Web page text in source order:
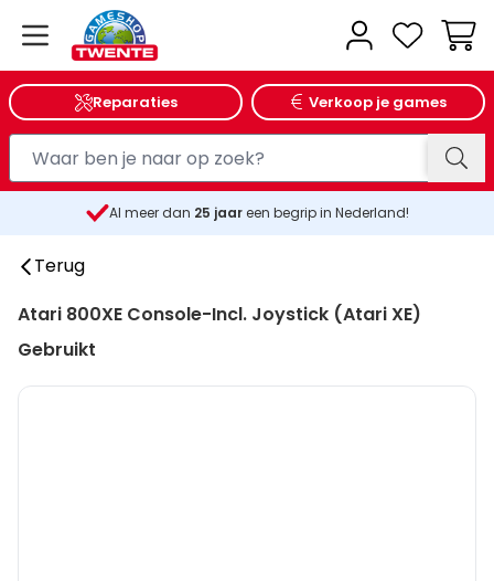
Reparaties Verkoop je games
Al meer dan 25 jaareen begrip in Nederland!
Terug
Atari 800XE Console-Incl. Joystick (Atari XE)
Gebruikt